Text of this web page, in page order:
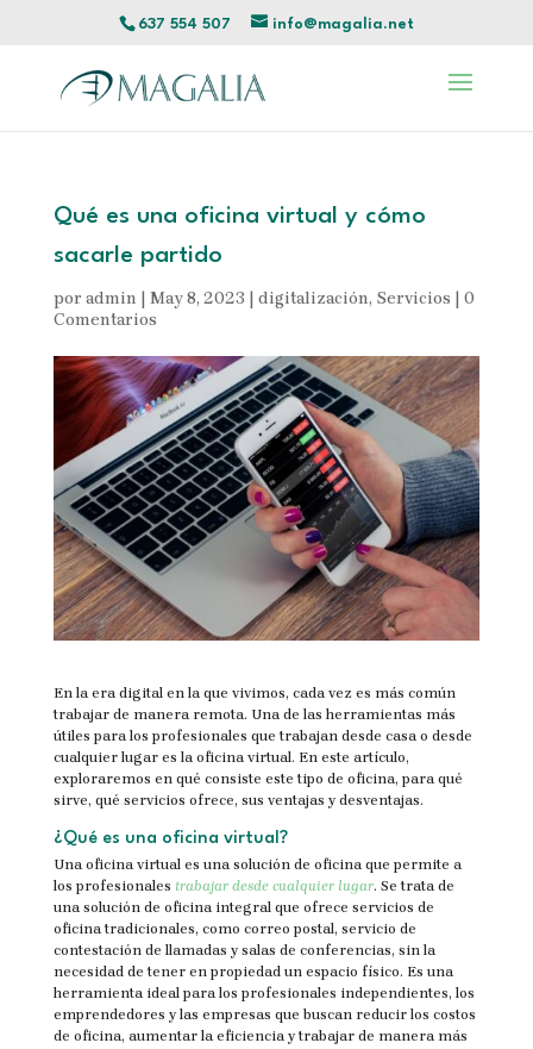
637 554 507 info@magalia.net
Qué es una oficina virtual y cómo
sacarle partido
por admin | May 8, 2023 | digitalización, Servicios | 0
Comentarios
En la era digital en la que vivimos, cada vez es más común
trabajar de manera remota. Una de las herramientas más
útiles para los profesionales que trabajan desde casa o desde
cualquier lugar es la oficina virtual. En este artículo,
exploraremos en qué consiste este tipo de oficina, para qué
sirve, qué servicios ofrece, sus ventajas y desventajas.
¿Qué es una oficina virtual?
Una oficina virtual es una solución de oficina que permite a
los profesionales trabajar desde cualquier lugar. Se trata de
una solución de oficina integral que ofrece servicios de
oficina tradicionales, como correo postal, servicio de
contestación de llamadas y salas de conferencias, sin la
necesidad de tener en propiedad un espacio físico. Es una
herramienta ideal para los profesionales independientes, los
emprendedores y las empresas que buscan reducir los costos
de oficina, aumentar la eficiencia y trabajar de manera más